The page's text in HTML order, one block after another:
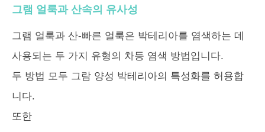
그램 얼룩과 산속의 유사성
그램 얼룩과 산-빠른 얼룩은 박테리아를 염색하는 데
사용되는 두 가지 유형의 차등 염색 방법입니다.
두 방법 모두 그람 양성 박테리아의 특성화를 허용합
니다.
또한